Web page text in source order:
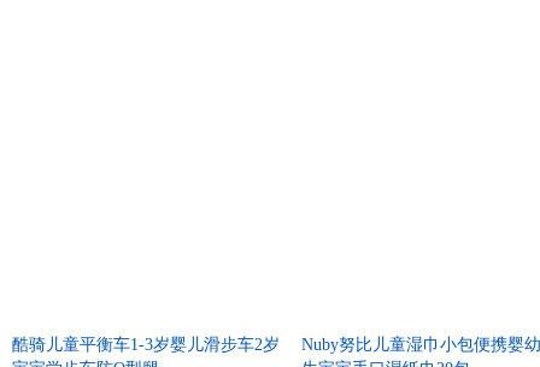
酷骑儿童平衡车1-3岁婴儿滑步车2岁
Nuby努比儿童湿巾小包便携婴